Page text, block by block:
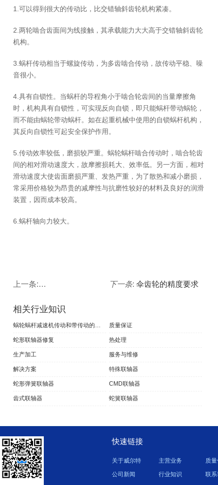
1.可以得到很大的传动比，比交错轴斜齿轮机构紧凑。
2.两轮啮合齿面间为线接触，其承载能力大大高于交错轴斜齿轮
机构。
3.蜗杆传动相当于螺旋传动，为多齿啮合传动，故传动平稳、噪
音很小。
4.具有自锁性。当蜗杆的导程角小于啮合轮齿间的当量摩擦角
时，机构具有自锁性，可实现反向自锁，即只能蜗杆带动蜗轮，
而不能由蜗轮带动蜗杆。如在起重机械中使用的自锁蜗杆机构，
其反向自锁性可起安全保护作用。
5.传动效率较低，磨损较严重。蜗轮蜗杆啮合传动时，啮合轮齿
间的相对滑动速度大，故摩擦损耗大、效率低。另一方面，相对
滑动速度大使齿面磨损严重、发热严重，为了散热和减小磨损，
常采用价格较为昂贵的减摩性与抗磨性较好的材料及良好的润滑
装置，因而成本较高。
6.蜗杆轴向力较大。
上一条:
螺旋伞齿轮磨齿裂纹检验与裂纹分析
下一条: 伞齿轮的精度要求
相关行业知识
蜗轮蜗杆减速机传动和带传动的的特点和区别 质量保证
蛇形联轴器修复 热处理
生产加工 服务与维修
解决方案 特殊联轴器
蛇形弹簧联轴器 CMD联轴器
齿式联轴器 蛇簧联轴器
快速链接
关于威尔特 主营业务
质
公司新闻
行业知识
联